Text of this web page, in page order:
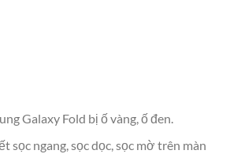
Galaxy Fold bị ố vàng, ố đen.
sọc ngang, sọc dọc, sọc mờ trên màn